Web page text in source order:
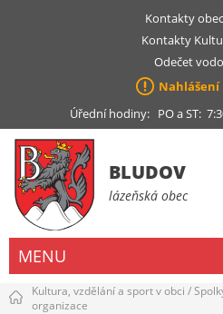
Kontakty
Kontakty
Odečet
Nahlášení
Úřední hodiny: PO a ST:
BLUDOV
lázeňská obec
MENU
Kultura, vzdělání a sport v obci /
organizace